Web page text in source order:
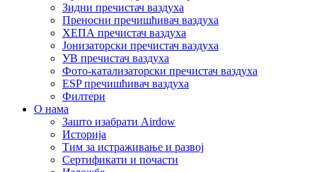
Зидни пречистач ваздуха
Преносни пречишћивач ваздуха
ХЕПА пречистач ваздуха
Јонизаторски пречистач ваздуха
УВ пречистач ваздуха
Фото-катализаторски пречистач ваздуха
ESP пречишћивач ваздуха
Филтери
О нама
Зашто изабрати Airdow
Историја
Тим за истраживање и развој
Сертификати и почасти